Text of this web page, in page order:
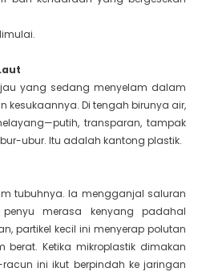
yang sedang menyelam dalam
kesukaannya. Di tengah birunya air,
transparan, tampak
ubur. Itu adalah kantong plastik.
tubuhnya. Ia mengganjal saluran
merasa kenyang padahal
partikel kecil ini menyerap polutan
berat. Ketika mikroplastik dimakan
ini ikut berpindah ke jaringan